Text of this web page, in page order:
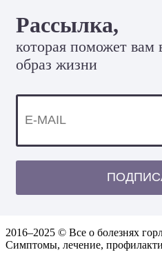
Рассылка,
которая поможет вам
образ жизни
2016–2025 © Все о болезнях
Симптомы, лечение,